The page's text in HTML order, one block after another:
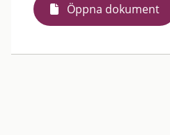
Öppna dokument